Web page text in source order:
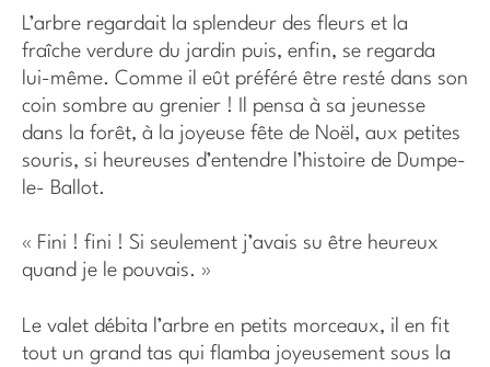
L’arbre regardait la splendeur des fleurs et la
fraîche verdure du jardin puis, enfin, se regarda
lui-même. Comme il eût préféré être resté dans son
coin sombre au grenier ! Il pensa à sa jeunesse
dans la forêt, à la joyeuse fête de Noël, aux petites
souris, si heureuses d’entendre l’histoire de Dumpe-
le- Ballot.
« Fini ! fini ! Si seulement j’avais su être heureux
quand je le pouvais. »
Le valet débita l’arbre en petits morceaux, il en fit
tout un grand tas qui flamba joyeusement sous la